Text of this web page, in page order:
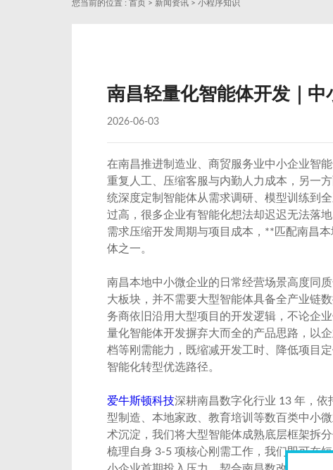
您当前的位置 : 首页 > 新闻资讯 > 小程序知识
南昌轻量化智能体开发｜中
2026-06-03
在南昌推进制造业、商贸服务业中小企业智
重复人工、压缩客服与内勤人力成本，另一
统深度定制智能体从需求调研、模型训练到
过高，很多企业有智能化想法却迟迟无法落
需求压缩开发周期与项目成本，**匹配南昌
体之一。
南昌本地中小微企业的日常经营场景高度同
大板块，并不需要大型智能体具备全产业链
务商依旧沿用大型项目的开发逻辑，不论企
量化智能体开发摒弃大而全的产品思路，以
档等刚需能力，既缩减开发工时、降低项目
智能化转型优选路径。
爱牛斯顿科技深耕南昌数字化行业 13 年，
型制造、本地家政、教育培训等数百类中小
术沉淀，我们将大型智能体成熟底层框架拆
梳理自身 3-5 项核心刚需工作，我们即可在